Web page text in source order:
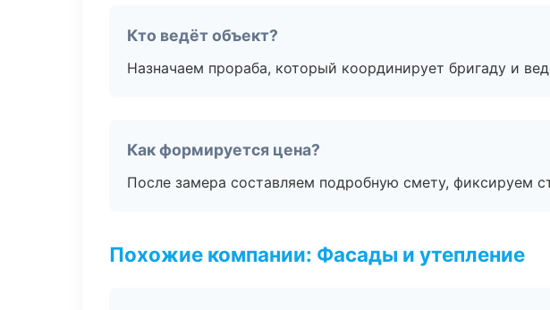
Кто ведёт объект?
Назначаем прораба, который координирует бригаду и
Как формируется цена?
После замера составляем подробную смету, фиксируем
Похожие компании: Фасады и утепление